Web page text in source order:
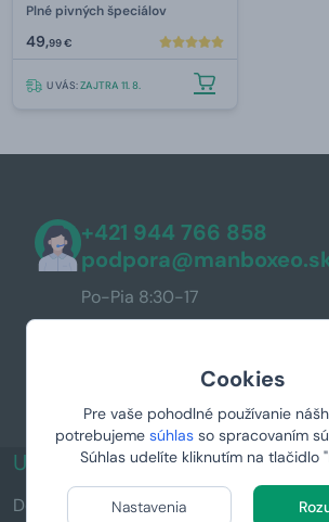
Cookies
Pre vaše pohodlné používanie
potrebujeme súhlas so spracovaním
Súhlas udelíte kliknutím na tlačidlo
Nastavenia
Plné pivných špeciálov
49,99 €
U VÁS:ZAJTRA 11. 8.
+421 944 766 858
Po-Pia 8:30-17
UŽITOČNÉ ODKAZY
Doručenie a platba